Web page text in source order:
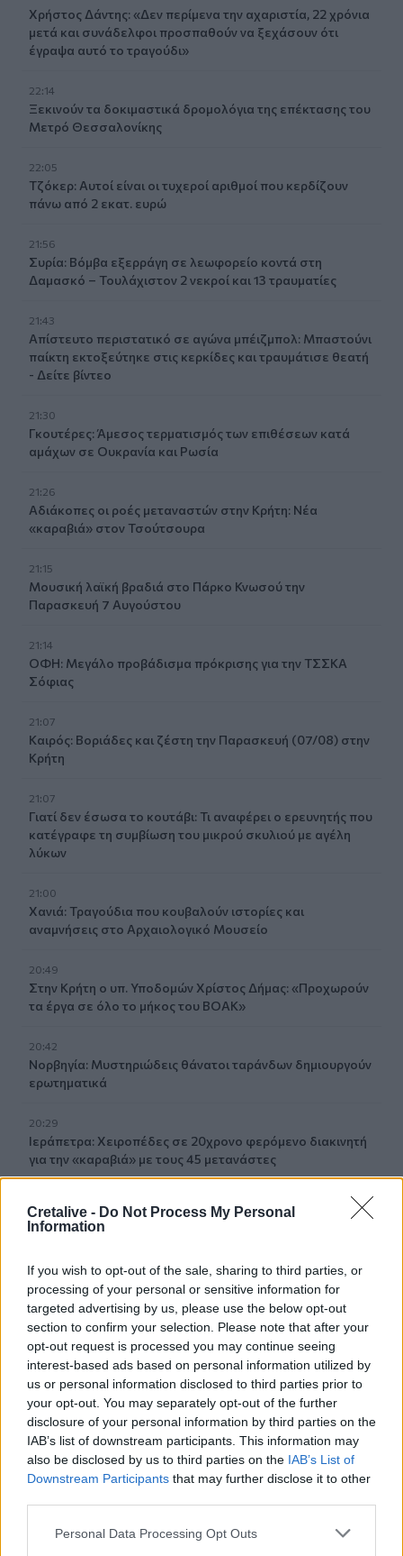
Cretalive - Do Not Process My Personal
Information
If you wish to opt-out of the sale, sharing to third parties, or
processing of your personal or sensitive information for
targeted advertising by us, please use the below opt-out
section to confirm your selection. Please note that after your
opt-out request is processed you may continue seeing
interest-based ads based on personal information utilized by
us or personal information disclosed to third parties prior to
your opt-out. You may separately opt-out of the further
disclosure of your personal information by third parties on the
IAB’s list of downstream participants. This information may
also be disclosed by us to third parties on the IAB’s List of
Downstream Participants that may further disclose it to other
Personal Data Processing Opt Outs
Χρήστος Δάντης: «Δεν περίμενα την αχαριστία, 22 χρόνια
μετά και συνάδελφοι προσπαθούν να ξεχάσουν ότι
έγραψα αυτό το τραγούδι»
22:14
Ξεκινούν τα δοκιμαστικά δρομολόγια της επέκτασης του
Μετρό Θεσσαλονίκης
22:05
Τζόκερ: Αυτοί είναι οι τυχεροί αριθμοί που κερδίζουν
πάνω από 2 εκατ. ευρώ
21:56
Συρία: Βόμβα εξερράγη σε λεωφορείο κοντά στη
Δαμασκό – Τουλάχιστον 2 νεκροί και 13 τραυματίες
21:43
Απίστευτο περιστατικό σε αγώνα μπέιζμπολ: Μπαστούνι
παίκτη εκτοξεύτηκε στις κερκίδες και τραυμάτισε θεατή
- Δείτε βίντεο
21:30
Γκουτέρες: Άμεσος τερματισμός των επιθέσεων κατά
αμάχων σε Ουκρανία και Ρωσία
21:26
Αδιάκοπες οι ροές μεταναστών στην Κρήτη: Νέα
«καραβιά» στον Τσούτσουρα
21:15
Μουσική λαϊκή βραδιά στο Πάρκο Κνωσού την
Παρασκευή 7 Αυγούστου
21:14
ΟΦΗ: Μεγάλο προβάδισμα πρόκρισης για την ΤΣΣΚΑ
Σόφιας
21:07
Καιρός: Βοριάδες και ζέστη την Παρασκευή (07/08) στην
Κρήτη
21:07
Γιατί δεν έσωσα το κουτάβι: Τι αναφέρει ο ερευνητής που
κατέγραφε τη συμβίωση του μικρού σκυλιού με αγέλη
λύκων
21:00
Χανιά: Τραγούδια που κουβαλούν ιστορίες και
αναμνήσεις στο Αρχαιολογικό Μουσείο
20:49
Στην Κρήτη ο υπ. Υποδομών Χρίστος Δήμας: «Προχωρούν
τα έργα σε όλο το μήκος του ΒΟΑΚ»
20:42
Νορβηγία: Μυστηριώδεις θάνατοι ταράνδων δημιουργούν
ερωτηματικά
20:29
Ιεράπετρα: Χειροπέδες σε 20χρονο φερόμενο διακινητή
για την «καραβιά» με τους 45 μετανάστες
Λιμάνι Ηρακλείου: Έμπλεξε ο κάβος στην προπέλα του
πλοίου!
20:15
Γερμανία: Τουλάχιστον 25 τραυματίες, οι επτά σοβαρά,
από σύγκρουση δύο τραμ - Δείτε βίντεο
20:06
Οργανωτικό λίφτινγκ χρειάζονται οι δήμοι
19:57
Ζ. Κωνσταντοπούλου για πυρκαγιές: Αυτό που συμβαίνει
δεν είναι ατύχημα αλλά έγκλημα συνεχιζόμενο
ΠΕΡΙΣΣΟΤΕΡΑ